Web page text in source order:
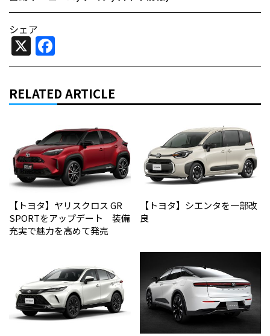
シェア
X
RELATED ARTICLE
【トヨタ】ヤリスクロス GR
SPORTをアップデート 装備
充実で魅力を高めて発売
【トヨタ】シエンタを一部改
良